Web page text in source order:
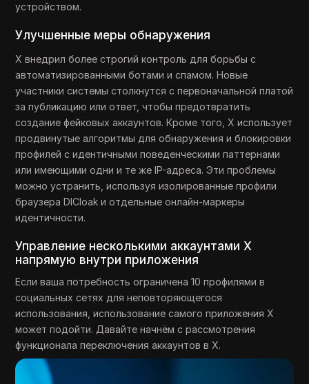
устройством.
Улучшенные меры обнаружения
X внедрил более строгий контроль для борьбы с
автоматизированными ботами и спамом. Новые
участники системы столкнутся с первоначальной платой
за публикацию или ответ, чтобы предотвратить
создание фейковых аккаунтов. Кроме того, X использует
продвинутые алгоритмы для обнаружения и блокировки
профилей с идентичными поведенческими паттернами
или имеющими одни и те же IP-адреса. Эти проблемы
можно устранить, используя изолированные профили
браузера DICloak и отдельные онлайн-маркеры
идентичности.
Управление несколькими аккаунтами X
напрямую внутри приложения
Если ваша потребность ограничена 10 профилями в
социальных сетях для неповторяющегося
использования, использование самого приложения X
может подойти. Давайте начнём с рассмотрения
функционала переключения аккаунтов в X.